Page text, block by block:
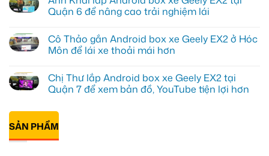
Android
Box
EX2
tại
Quận
xem
Youtube
luận
ở
lắp
Android
box
EX2
tại
Quận
Vấp
xem
YouTube
và
Quận 6 để nâng cao trải nghiệm lái
bình
luận
ở
lắp
Android
box
Geely
EX2
tại
Quận
6
Cô Thảo gắn Android box xe Geely EX2 ở Hóc
Môn để lái xe thoải mái hơn
bình
luận
ở
Thảo
gắn
Android
box
xe
Chị Thư lắp Android box xe Geely EX2 tại
Quận 7 để xem bản đồ, YouTube tiện lợi hơn
có
luận
ở
Chị
SẢN PHẨM